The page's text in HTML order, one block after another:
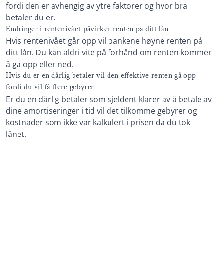
fordi den er avhengig av ytre faktorer og hvor bra
betaler du er.
Endringer i rentenivået påvirker renten på ditt lån
Hvis rentenivået går opp vil bankene høyne renten på
ditt lån. Du kan aldri vite på forhånd om renten kommer
å gå opp eller ned.
Hvis du er en dårlig betaler vil den effektive renten gå opp
fordi du vil få flere gebyrer
Er du en dårlig betaler som sjeldent klarer av å betale av
dine amortiseringer i tid vil det tilkomme gebyrer og
kostnader som ikke var kalkulert i prisen da du tok
lånet.